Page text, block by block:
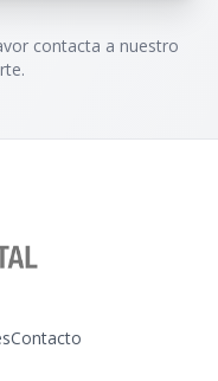
contacta a nuestro
Contacto